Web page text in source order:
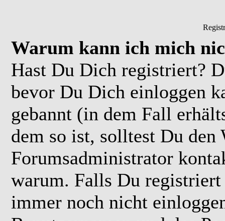
Warum kann ich mich
Hast Du Dich registriert?
bevor Du Dich einloggen
gebannt (in dem Fall
dem so ist, solltest Du den
Forumsadministrator
warum. Falls Du
immer noch nicht